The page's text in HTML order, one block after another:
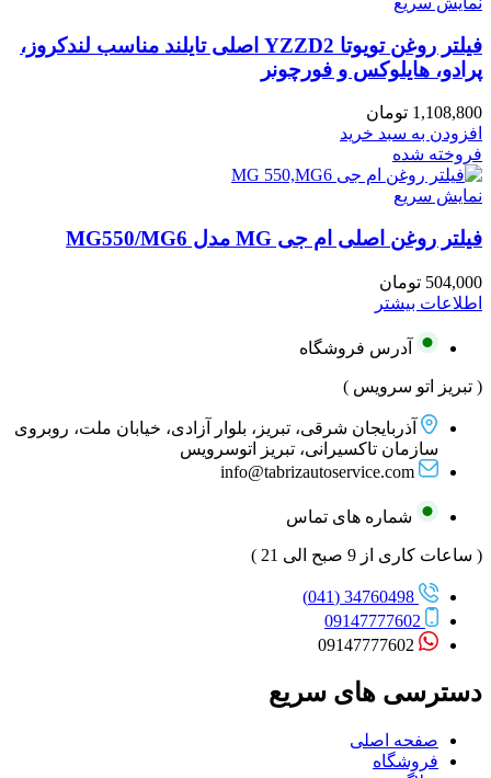
فیلتر روغن تویوتا YZZD2 اصلی تایلند مناسب لندکروز،
پرادو، هایلوکس و فورچونر
1,108,800 تومان
افزودن به سبد خرید
فروخته شده
نمایش سریع
فیلتر روغن اصلی ام جی MG مدل MG550/MG6
504,000 تومان
اطلاعات بیشتر
آدرس فروشگاه
( تبریز اتو سرویس )
آذربایجان شرقی، تبریز، بلوار آزادی، خیابان ملت، روبروی
سازمان تاکسیرانی، تبریز اتوسرویس
info@tabrizautoservice.com
شماره های تماس
( ساعات کاری از 9 صبح الی 21 )
34760498 (041)
09147777602
09147777602
دسترسی های سریع
صفحه اصلی
فروشگاه